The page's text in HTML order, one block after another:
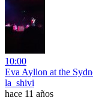
10:00
Eva Ayllon at the
la_shivi
hace 11 años